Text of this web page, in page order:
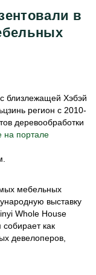
в
близлежащей Хэбэй
регион с 2010-
деревообработки
на портале
мебельных
выставку
Whole House
как
девелоперов,